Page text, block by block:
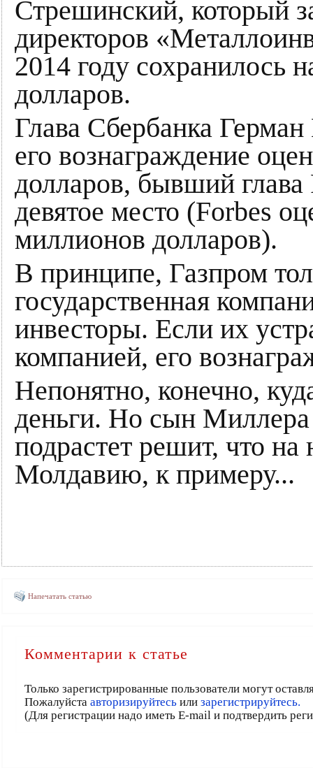
Стрешинский, который
директоров
2014 году сохранилось
долларов.
Глава Сбербанка
его вознаграждение
долларов, бывший
девятое место (Forbes
миллионов долларов).
В принципе, Газпром
государственная
инвесторы. Если их
компанией, его
Непонятно, конечно,
деньги. Но сын
подрастет решит, что
Молдавию, к примеру...
Напечатать статью
Комментарии к статье
Только зарегистрированные пользователи могут
Пожалуйста авторизируйтесьили зарегистрируйтесь.
(Для регистрации надо иметь E-mail и подтвердить